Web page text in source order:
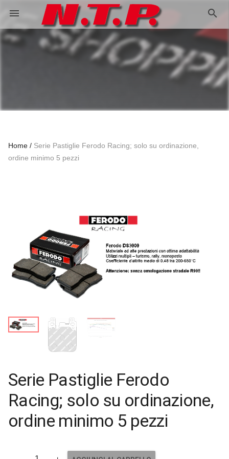
menu search
Home
Serie Pastiglie Ferodo Racing; solo su ordinazione,
ordine minimo 5 pezzi
Serie Pastiglie Ferodo
Racing; solo su ordinazione,
ordine minimo 5 pezzi